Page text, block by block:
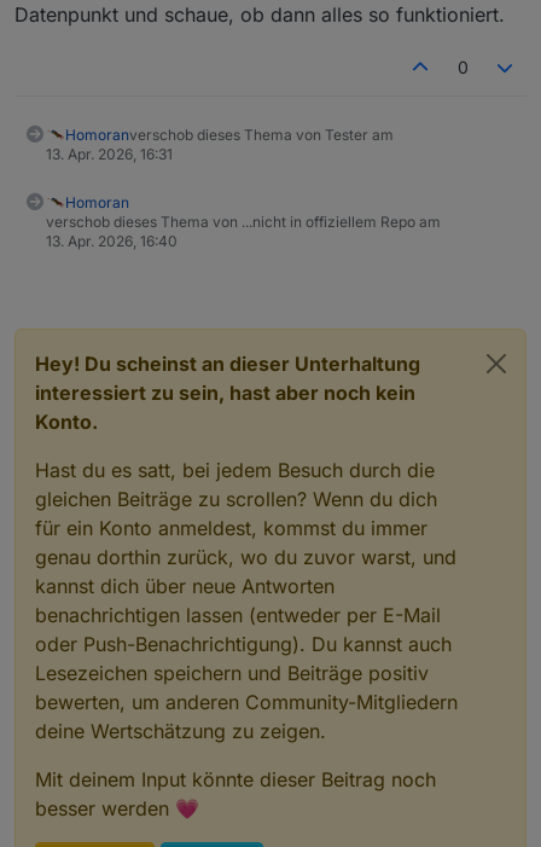
Datenpunkt und schaue, ob dann alles so funktioniert.
0
Homoranverschob dieses Thema von Tester am
13. Apr. 2026, 16:31
Homoran
verschob dieses Thema von ...nicht in offiziellem Repo am
13. Apr. 2026, 16:40
Hey! Du scheinst an dieser Unterhaltung
interessiert zu sein, hast aber noch kein
Konto.
Hast du es satt, bei jedem Besuch durch die
gleichen Beiträge zu scrollen? Wenn du dich
für ein Konto anmeldest, kommst du immer
genau dorthin zurück, wo du zuvor warst, und
kannst dich über neue Antworten
benachrichtigen lassen (entweder per E-Mail
oder Push-Benachrichtigung). Du kannst auch
Lesezeichen speichern und Beiträge positiv
bewerten, um anderen Community-Mitgliedern
deine Wertschätzung zu zeigen.
Mit deinem Input könnte dieser Beitrag noch
besser werden 💗